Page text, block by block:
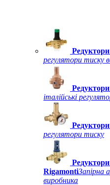
регулятори тиску
італійські
регулятори тиску
RigamontiЗапірна
виробника